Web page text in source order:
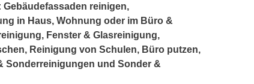
reinigen,
in Haus, Wohnung oder im Büro &
Fenster & Glasreinigung,
Reinigung von Schulen, Büro putzen,
Sonderreinigungen und Sonder &